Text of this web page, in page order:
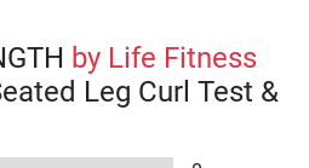
by Life Fitness
Leg Curl Test &